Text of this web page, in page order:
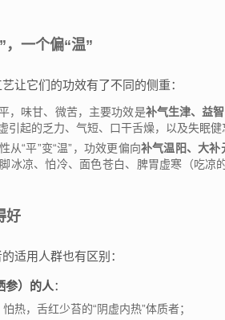
，一个偏“温”
让它们的功效有了不同的侧重：
，味甘、微苦，主要功效是补气生津、益
引起的乏力、气短、口干舌燥，以及失眠健
从“平”变“温”，功效更偏向补气温阳、大补
冰凉、怕冷、面色苍白、脾胃虚寒（吃凉
好
适用人群也有区别：
参）的人：
热，舌红少苔的“阴虚内热”体质者；